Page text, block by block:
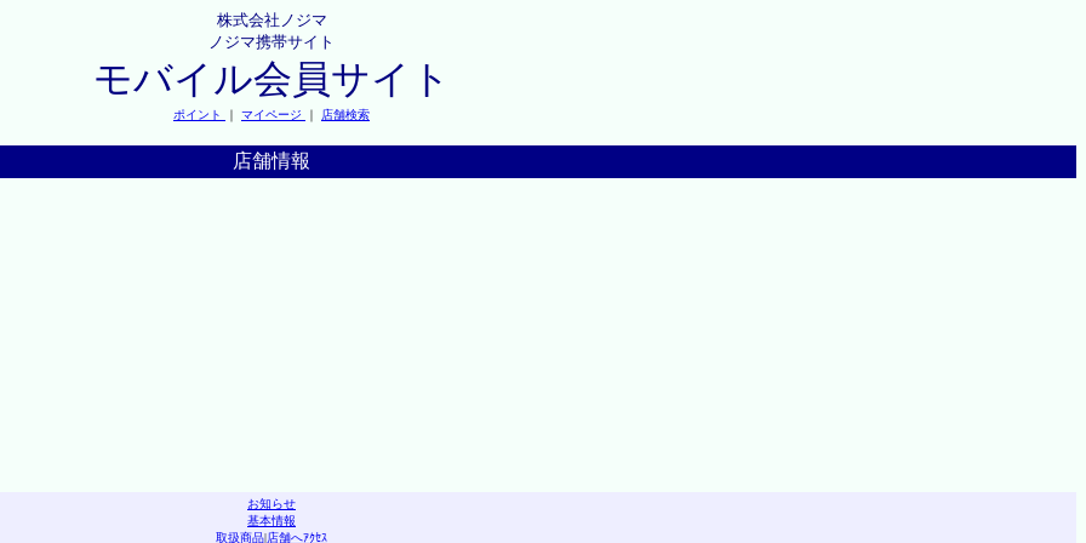
株式会社ノジマ
ノジマ携帯サイト
モバイル会員サイト
ポイント ｜ マイページ ｜ 店舗検索
店舗情報
お知らせ
基本情報
取扱商品|店舗へｱｸｾｽ